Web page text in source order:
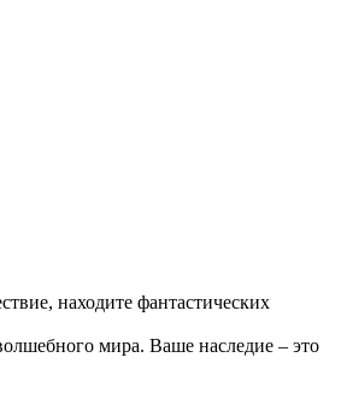
находите фантастических
мира. Ваше наследие – это